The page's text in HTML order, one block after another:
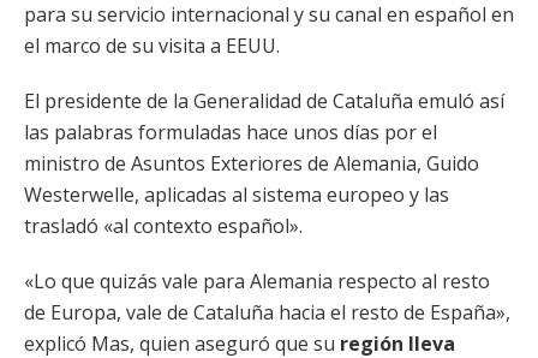
para su servicio internacional y su canal en español en
el marco de su visita a EEUU.
El presidente de la Generalidad de Cataluña emuló así
las palabras formuladas hace unos días por el
ministro de Asuntos Exteriores de Alemania, Guido
Westerwelle, aplicadas al sistema europeo y las
trasladó «al contexto español».
«Lo que quizás vale para Alemania respecto al resto
de Europa, vale de Cataluña hacia el resto de España»,
explicó Mas, quien aseguró que su región lleva